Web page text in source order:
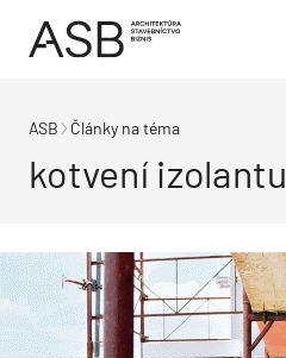
ASB Články na téma
kotvení izolantu